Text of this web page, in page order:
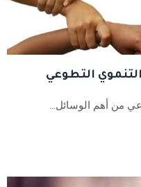
التطوعي
من أهم الوسائل…